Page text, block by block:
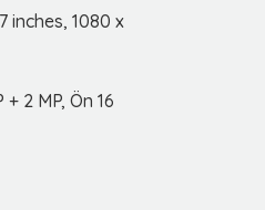
inches, 1080 x
2 MP, Ön 16